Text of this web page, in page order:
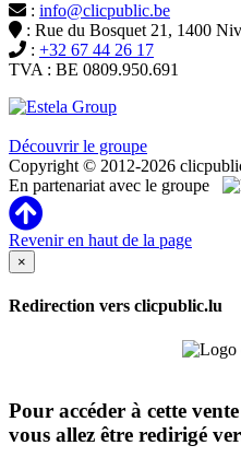
: info@clicpublic.be
: Rue du Bosquet 21, 1400
: +32 67 44 26 17
TVA : BE 0809.950.691
Découvrir le groupe
Copyright © 2012-2026
En partenariat avec le groupe
Revenir en haut de la page
×
Redirection vers clicpublic.lu
Pour accéder à cette
vous allez être redirigé